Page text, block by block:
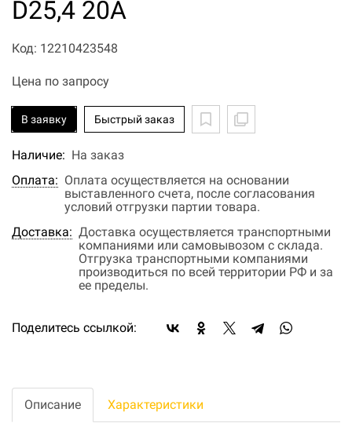
D25,4 20А
Код: 12210423548
Цена по запросу
В заявку Быстрый заказ
Наличие: На заказ
Оплата: Оплата осуществляется на основании
выставленного счета, после согласования
условий отгрузки партии товара.
Доставка: Доставка осуществляется транспортными
компаниями или самовывозом с склада.
Отгрузка транспортными компаниями
производиться по всей территории РФ и за
ее пределы.
Поделитесь ссылкой:
Описание Характеристики